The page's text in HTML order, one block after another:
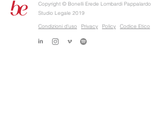
Copyright © Bonelli Erede Lombardi Pappalardo
Studio Legale 2019
Condizioni d'uso
Privacy Policy Codice Etico